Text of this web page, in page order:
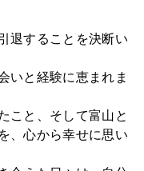
退することを決断い
いと経験に恵まれま
こと、そして富山と
、心から幸せに思い